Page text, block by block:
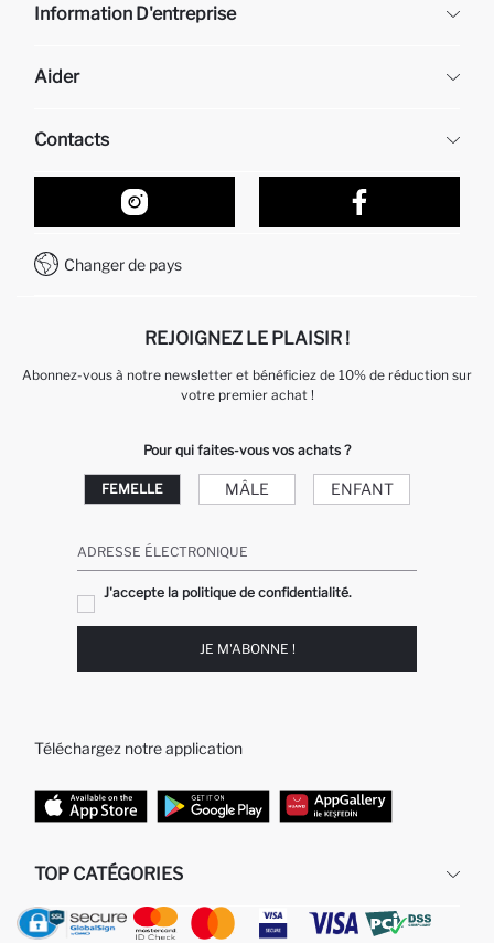
Information D'entreprise
À propos de nous
Aider
Retour et changement
Suivi de la Commande
Comment acheter sur DeFacto ?
Comment payer sur DeFacto?
Contacts
Nos Magasins
Formulaire de contact
Service Client +212 525 076 633
Changer de pays
REJOIGNEZ LE PLAISIR !
Abonnez-vous à notre newsletter et bénéficiez de 10% de réduction sur
votre premier achat !
Pour qui faites-vous vos achats ?
FEMELLE MÂLE ENFANT
ADRESSE ÉLECTRONIQUE
J'accepte la politique de confidentialité.
JE M'ABONNE !
Téléchargez notre application
TOP CATÉGORIES
Femme
Homme
Jeans Larges pour Homme
Garçon